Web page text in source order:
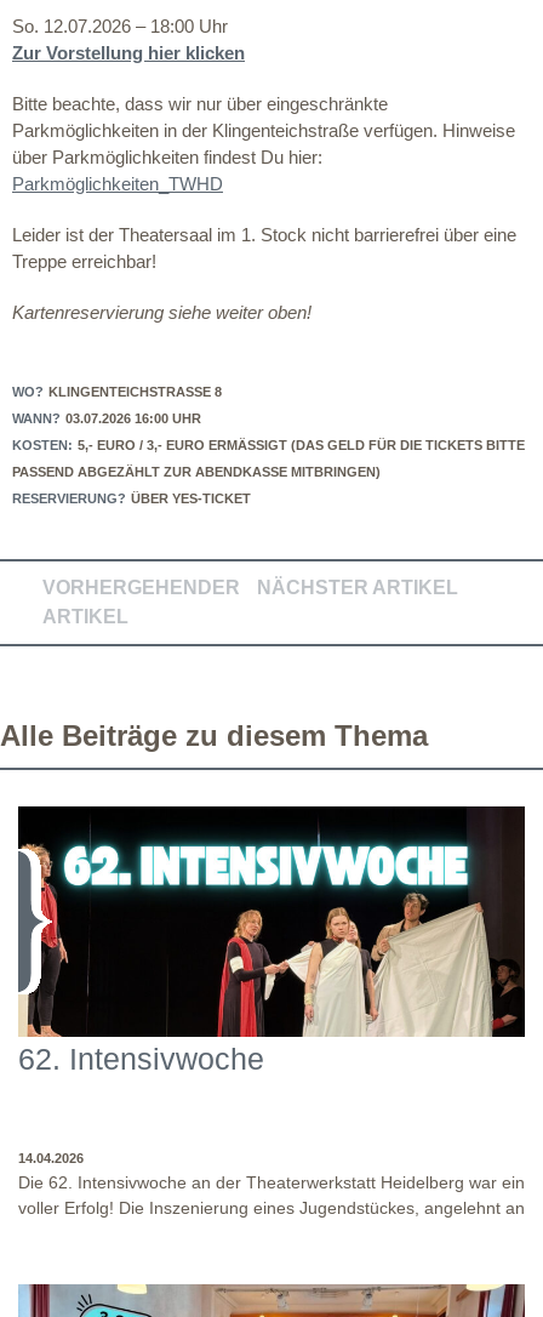
So. 12.07.2026 – 18:00 Uhr
Zur Vorstellung hier klicken
Bitte beachte, dass wir nur über eingeschränkte
Parkmöglichkeiten in der Klingenteichstraße verfügen. Hinweise
über Parkmöglichkeiten findest Du hier:
Parkmöglichkeiten_TWHD
Leider ist der Theatersaal im 1. Stock nicht barrierefrei über eine
Treppe erreichbar!
Kartenreservierung siehe weiter oben!
WO? KLINGENTEICHSTRASSE 8
WANN? 03.07.2026 16:00 UHR
KOSTEN: 5,- EURO / 3,- EURO ERMÄSSIGT (DAS GELD FÜR DIE TICKETS BITTE P
ASSEND ABGEZÄHLT ZUR ABENDKASSE MITBRINGEN)
RESERVIERUNG? ÜBER YES-TICKET
VORHERGEHENDER
ARTIKEL
NÄCHSTER ARTIKEL
Alle Beiträge zu diesem Thema
62. Intensivwoche
14.04.2026
Die 62. Intensivwoche an der Theaterwerkstatt Heidelberg war ein
voller Erfolg! Die Inszenierung eines Jugendstückes, angelehnt an
Auseinandersetzung mit den Inhalten und Themen dieser Stücke
statt, sowie eine enge Zusammenarbeit in den